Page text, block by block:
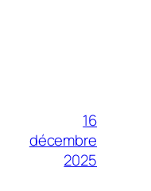
16
décembre
2025